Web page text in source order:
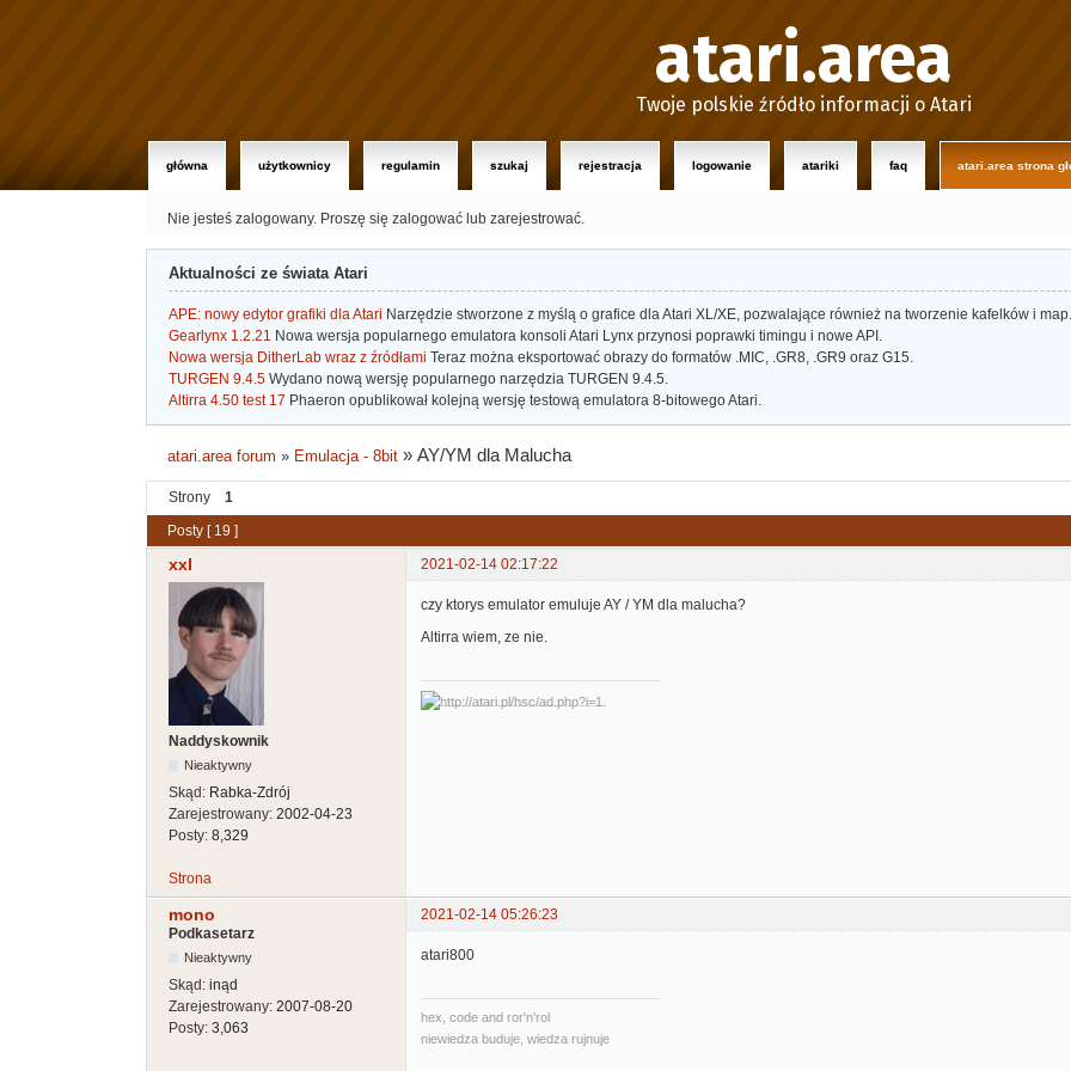
atari.area
Twoje polskie źródło informacji o Atari
główna użytkownicy regulamin szukaj rejestracja logowanie atariki faq atari.area strona
Nie jesteś zalogowany. Proszę się zalogować lub zarejestrować.
Aktualności ze świata Atari
APE: nowy edytor grafiki dla Atari Narzędzie stworzone z myślą o grafice dla Atari XL/XE, pozwalające również na tworzenie kafelków i map.
Gearlynx 1.2.21 Nowa wersja popularnego emulatora konsoli Atari Lynx przynosi poprawki timingu i nowe API.
Nowa wersja DitherLab wraz z źródłami Teraz można eksportować obrazy do formatów .MIC, .GR8, .GR9 oraz G15.
TURGEN 9.4.5 Wydano nową wersję popularnego narzędzia TURGEN 9.4.5.
Altirra 4.50 test 17 Phaeron opublikował kolejną wersję testową emulatora 8-bitowego Atari.
atari.area forum » Emulacja - 8bit »AY/YM dla Malucha
Strony
1
Posty [ 19 ]
xxl 2021-02-14 02:17:22
Naddyskownik
Nieaktywny
Skąd: Rabka-Zdrój
Zarejestrowany: 2002-04-23
Posty: 8,329
czy ktorys emulator emuluje AY / YM dla malucha?
Altirra wiem, ze nie.
Strona
mono
2021-02-14 05:26:23
Podkasetarz
Nieaktywny
Skąd: inąd
Zarejestrowany: 2007-08-20
Posty: 3,063
atari800
hex, code and ror'n'rol
niewiedza buduje, wiedza rujnuje